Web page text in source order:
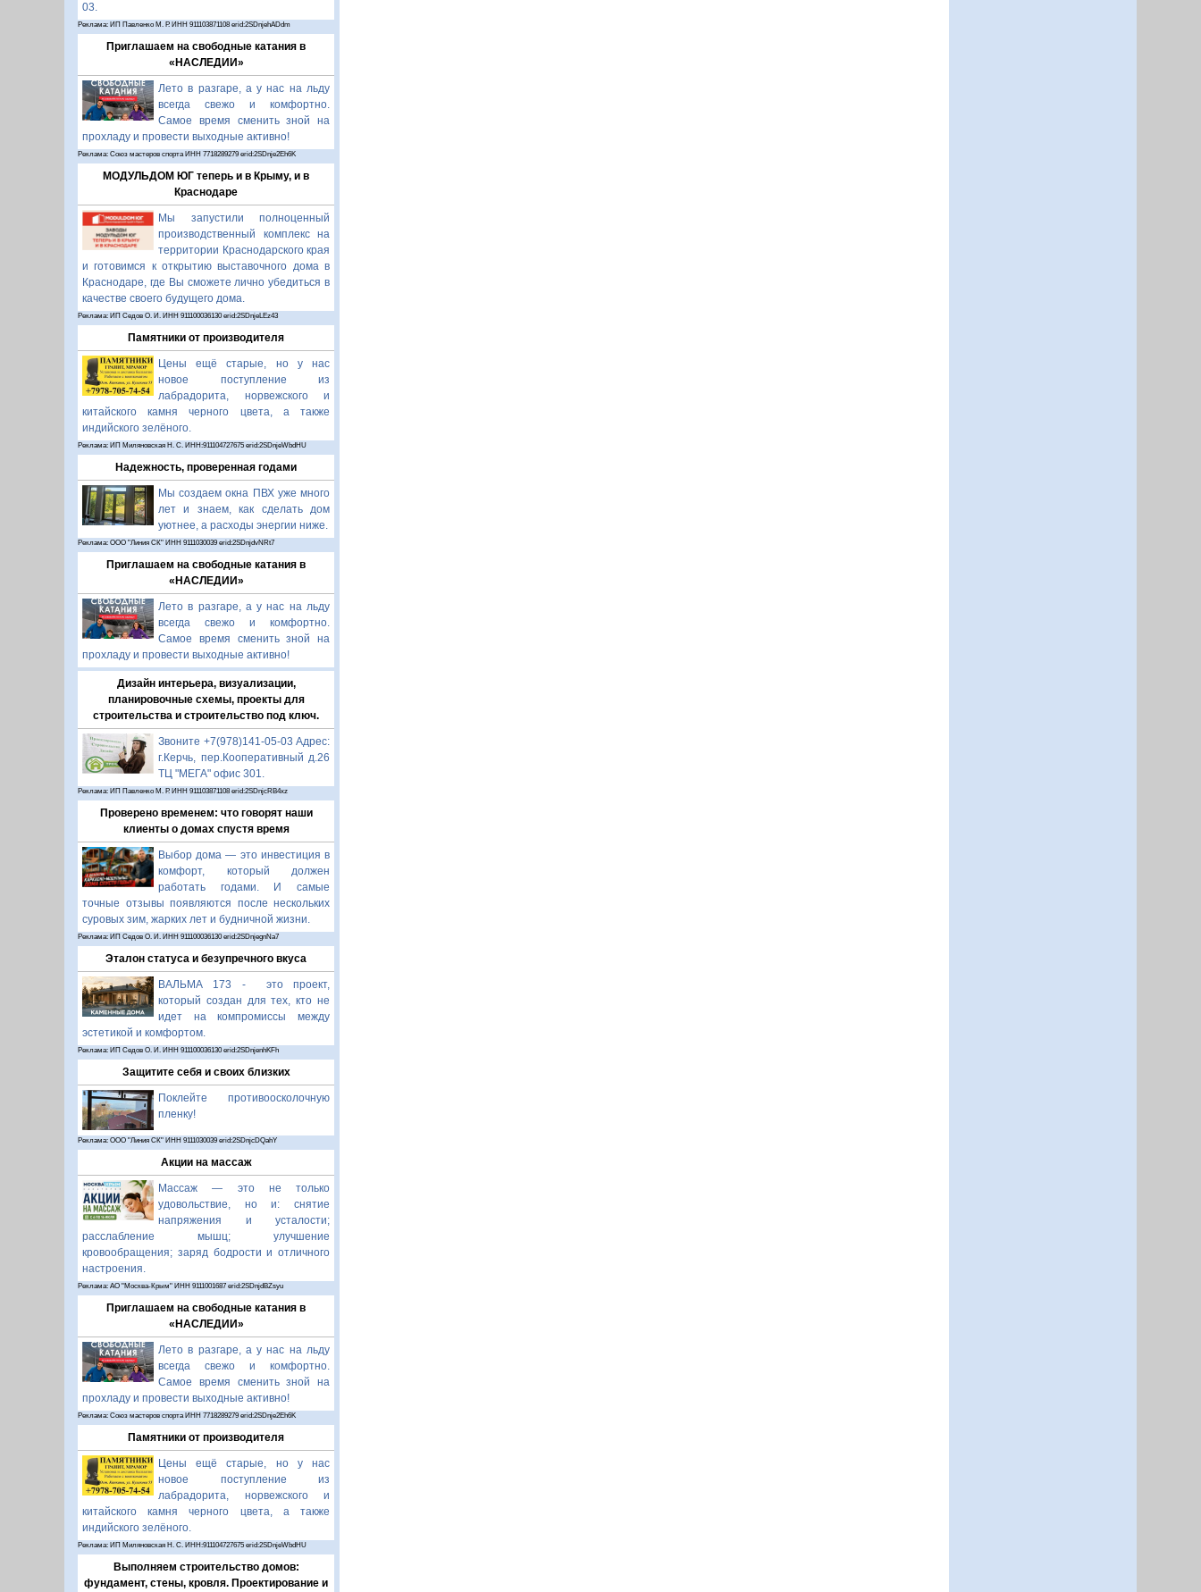
03.
Реклама: ИП Павленко М. Р. ИНН 911103871108 erid:2SDnjehADdm
Приглашаем на свободные катания в
«НАСЛЕДИИ»
Лето в разгаре, а у нас на льду
всегда свежо и комфортно.
Самое время сменить зной на
прохладу и провести выходные активно!
Реклама: Союз мастеров спорта ИНН 7718289279 erid:2SDnje2Eh6K
МОДУЛЬДОМ ЮГ теперь и в Крыму, и в
Краснодаре
Мы запустили полноценный
производственный комплекс на
территории Краснодарского края
и готовимся к открытию выставочного дома в
Краснодаре, где Вы сможете лично убедиться в
качестве своего будущего дома.
Реклама: ИП Седов О. И. ИНН 911100036130 erid:2SDnjeLEz43
Памятники от производителя
Цены ещё старые, но у нас
новое поступление из
лабрадорита, норвежского и
китайского камня черного цвета, а также
индийского зелёного.
Реклама: ИП Миляновская Н. С. ИНН:911104727675 erid:2SDnjeWbdHU
Надежность, проверенная годами
Мы создаем окна ПВХ уже много
лет и знаем, как сделать дом
уютнее, а расходы энергии ниже.
Реклама: ООО "Линия СК" ИНН 9111030039 erid:2SDnjdvNRt7
Приглашаем на свободные катания в
«НАСЛЕДИИ»
Лето в разгаре, а у нас на льду
всегда свежо и комфортно.
Самое время сменить зной на
прохладу и провести выходные активно!
Дизайн интерьера, визуализации,
планировочные схемы, проекты для
строительства и строительство под ключ.
Звоните +7(978)141-05-03 Адрес:
г.Керчь, пер.Кооперативный д.26
ТЦ "МЕГА" офис 301.
Реклама: ИП Павленко М. Р. ИНН 911103871108 erid:2SDnjcRB4xz
Проверено временем: что говорят наши
клиенты о домах спустя время
Выбор дома — это инвестиция в
комфорт, который должен
работать годами. И самые
точные отзывы появляются после нескольких
суровых зим, жарких лет и будничной жизни.
Реклама: ИП Седов О. И. ИНН 911100036130 erid:2SDnjegnNa7
Эталон статуса и безупречного вкуса
ВАЛЬМА 173 - это проект,
который создан для тех, кто не
идет на компромиссы между
эстетикой и комфортом.
Реклама: ИП Седов О. И. ИНН 911100036130 erid:2SDnjenhKFh
Защитите себя и своих близких
Поклейте противоосколочную
пленку!
Реклама: ООО "Линия СК" ИНН 9111030039 erid:2SDnjcDQahY
Акции на массаж
Массаж — это не только
удовольствие, но и: снятие
напряжения и усталости;
расслабление мышц; улучшение
кровообращения; заряд бодрости и отличного
настроения.
Реклама: АО "Москва-Крым" ИНН 9111001687 erid:2SDnjdBZsyu
Приглашаем на свободные катания в
«НАСЛЕДИИ»
Лето в разгаре, а у нас на льду
всегда свежо и комфортно.
Самое время сменить зной на
прохладу и провести выходные активно!
Реклама: Союз мастеров спорта ИНН 7718289279 erid:2SDnje2Eh6K
Памятники от производителя
Цены ещё старые, но у нас
новое поступление из
лабрадорита, норвежского и
китайского камня черного цвета, а также
индийского зелёного.
Реклама: ИП Миляновская Н. С. ИНН:911104727675 erid:2SDnjeWbdHU
Выполняем строительство домов:
фундамент, стены, кровля. Проектирование и